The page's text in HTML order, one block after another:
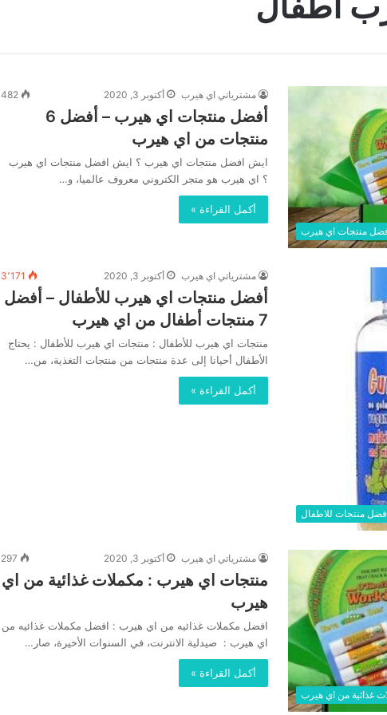
منتجات اي هيرب
مشترياتي اي هيرب أكتوبر 3, 2020 482
أفضل منتجات اي هيرب – أفضل 6
منتجات من اي هيرب
ايش افضل منتجات اي هيرب ؟ ايش افضل منتجات اي هيرب
؟ اي هيرب هو متجر الكتروني معروف عالميا، و…
أكمل القراءة »
منتجات للاطفال
مشترياتي اي هيرب أكتوبر 3, 2020 3٬171
أفضل منتجات اي هيرب للأطفال – أفضل
7 منتجات أطفال من اي هيرب
منتجات اي هيرب للأطفال : منتجات اي هيرب للأطفال : يحتاج
الأطفال أحيانا إلى عدة منتجات من منتجات التغذية، من…
أكمل القراءة »
غذائية من اي هيرب
مشترياتي اي هيرب أكتوبر 3, 2020 297
منتجات اي هيرب : مكملات غذائية من اي
هيرب
افضل مكملات غذائيه من اي هيرب : افضل مكملات غذائيه من
اي هيرب : صيدلية الانترنت، في السنوات الأخيرة، صار…
أكمل القراءة »